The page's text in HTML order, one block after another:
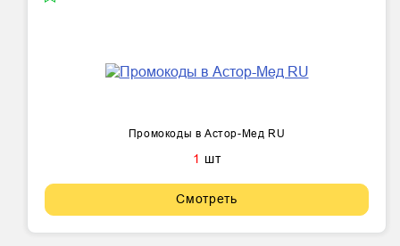
Промокоды в Астор-Мед RU
1 шт
Смотреть